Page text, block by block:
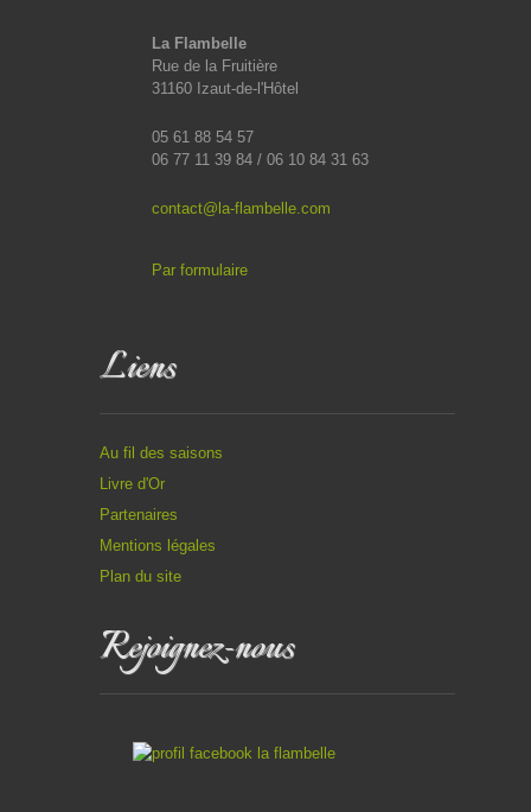
La Flambelle
Rue de la Fruitière
31160 Izaut-de-l'Hôtel
05 61 88 54 57
06 77 11 39 84 / 06 10 84 31 63
contact@la-flambelle.com
Par formulaire
Liens
Au fil des saisons
Livre d'Or
Partenaires
Mentions légales
Plan du site
Rejoignez-nous